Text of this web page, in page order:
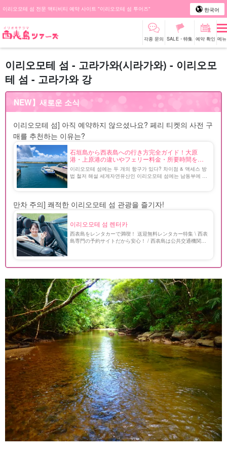
이리오모테 섬 전문 액티비티 예약 사이트 "이리오모테 섬 투어즈" 한국어
각종 문의 SALE・特集 예약 확인 메뉴
이리오모테 섬 - 고라가와(시라가와) - 이리오모
테 섬 - 고라가와 강
NEW】새로운 소식
이리오모테 섬] 아직 예약하지 않으셨나요? 페리 티켓의 사전 구
매를 추천하는 이유는?
石垣島から西表島への行き方完全ガイド！大原
港・上原港の違いやフェリー料金・所要時間を徹
底解説
이리오모테 섬에는 두 개의 항구가 있다? 차이점 & 액세스 방
법 철저 해설 세계자연유산인 이리오모테 섬에는 남동부에 오
만차 주의] 쾌적한 이리오모테 섬 관광을 즐기자!
이리오모테 섬 렌터카
西表島をレンタカーで満喫！ 送迎無料レンタカー特集 \ 西表
島専門の予約サイトだから安心！ / 西表島は公共交通機関の